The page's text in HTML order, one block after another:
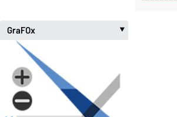
GraFOx ‣